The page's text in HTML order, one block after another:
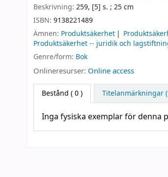
Beskrivning: 259, [5] s. ; 25 cm
ISBN: 9138221489
Ämnen: Produktsäkerhet
Produktsäkerhet -- juridik och
Genre/form: Bok
Onlineresurser: Online access
Bestånd ( 0 ) Titelanmärkningar
Inga fysiska exemplar för denna